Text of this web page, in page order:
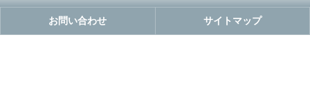
お問い合わせ サイトマップ